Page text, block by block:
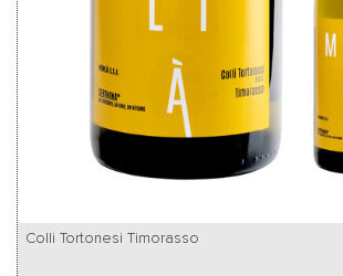
Colli Tortonesi Timorasso